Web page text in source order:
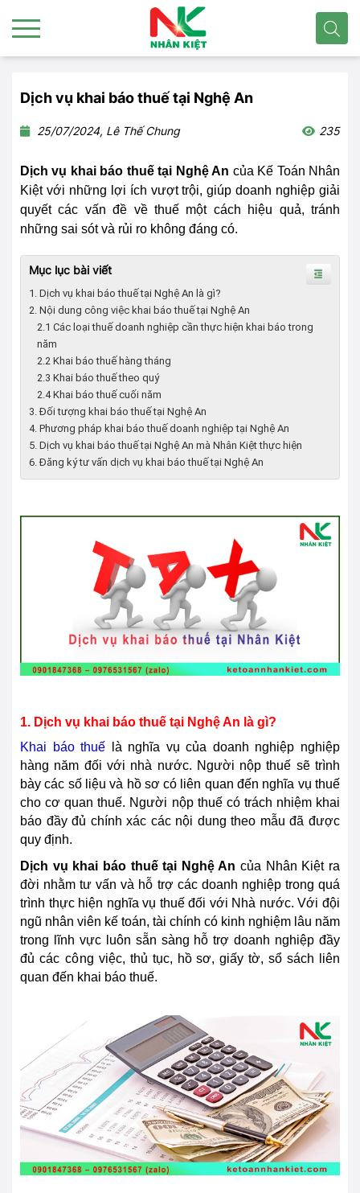
Dịch vụ khai báo thuế tại Nghệ An
25/07/2024, Lê Thế Chung 235
Dịch vụ khai báo thuế tại Nghệ An của Kế Toán Nhân
Kiệt với những lợi ích vượt trội, giúp doanh nghiệp giải
quyết các vấn đề về thuế một cách hiệu quả, tránh
những sai sót và rủi ro không đáng có.
Mục lục bài viết
1. Dịch vụ khai báo thuế tại Nghệ An là gì?
2. Nội dung công việc khai báo thuế tại Nghệ An
2.1 Các loại thuế doanh nghiệp cần thực hiện khai báo trong
năm
2.2 Khai báo thuế hàng tháng
2.3 Khai báo thuế theo quý
2.4 Khai báo thuế cuối năm
3. Đối tượng khai báo thuế tại Nghệ An
4. Phương pháp khai báo thuế doanh nghiệp tại Nghệ An
5. Dịch vụ khai báo thuế tại Nghệ An mà Nhân Kiệt thực hiện
6. Đăng ký tư vấn dịch vụ khai báo thuế tại Nghệ An
1. Dịch vụ khai báo thuế tại Nghệ An là gì?
Khai báo thuế là nghĩa vụ của doanh nghiệp nghiệp
hàng năm đối với nhà nước. Người nộp thuế sẽ trình
bày các số liệu và hồ sơ có liên quan đến nghĩa vụ thuế
cho cơ quan thuế. Người nộp thuế có trách nhiệm khai
báo đầy đủ chính xác các nội dung theo mẫu đã được
quy định.
Dịch vụ khai báo thuế tại Nghệ An của Nhân Kiệt ra
đời nhằm tư vấn và hỗ trợ các doanh nghiệp trong quá
trình thực hiện nghĩa vụ thuế đối với Nhà nước. Với đội
ngũ nhân viên kế toán, tài chính có kinh nghiệm lâu năm
trong lĩnh vực luôn sẵn sàng hỗ trợ doanh nghiệp đầy
đủ các công việc, thủ tục, hồ sơ, giấy tờ, sổ sách liên
quan đến khai báo thuế.